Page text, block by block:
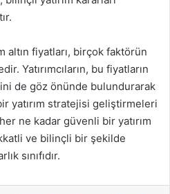
altın fiyatları, birçok faktörün
Yatırımcıların, bu fiyatların
de göz önünde bulundurarak
yatırım stratejisi geliştirmeleri
ne kadar güvenli bir yatırım
ve bilinçli bir şekilde
sınıfıdır.